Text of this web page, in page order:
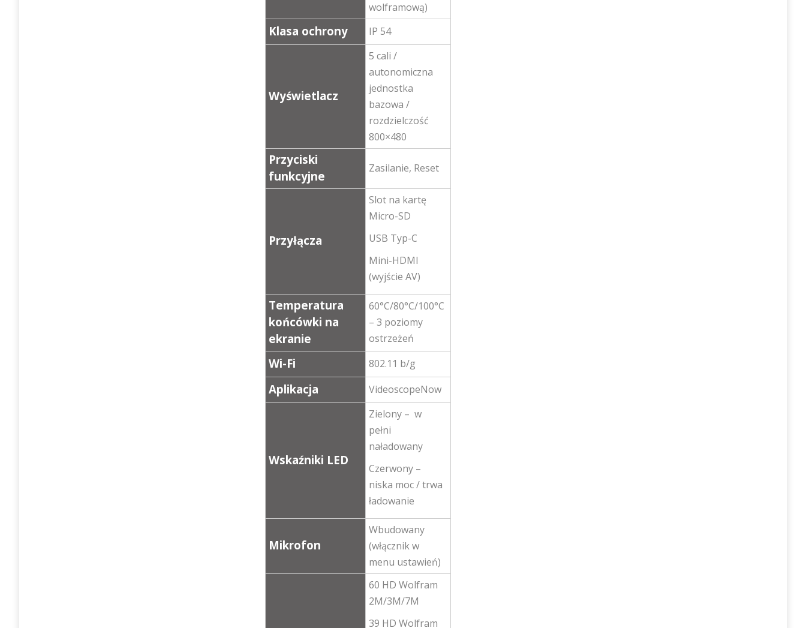
wolframową)
Klasa ochrony IP 54
Wyświetlacz
5 cali /
autonomiczna
jednostka
bazowa /
rozdzielczość
800×480
Przyciski
funkcyjne
Zasilanie, Reset
Przyłącza
Slot na kartę
Micro-SD
USB Typ-C
Mini-HDMI
(wyjście AV)
Temperatura
końcówki na
ekranie
60°C/80°C/100°C
– 3 poziomy
ostrzeżeń
Wi-Fi 802.11 b/g
Aplikacja VideoscopeNow
Wskaźniki LED
Zielony – w
pełni
naładowany
Czerwony –
niska moc / trwa
ładowanie
Mikrofon
Wbudowany
(włącznik w
menu ustawień)
60 HD Wolfram
2M/3M/7M
39 HD Wolfram